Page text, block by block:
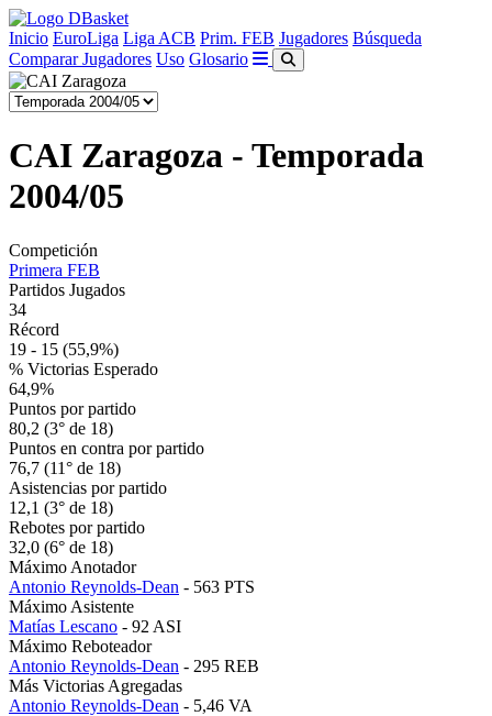
Inicio EuroLiga Liga ACB Prim. FEB Jugadores Búsqueda
Comparar Jugadores Uso Glosario
CAI Zaragoza - Temporada
2004/05
Competición
Primera FEB
Partidos Jugados
34
Récord
19 - 15 (55,9%)
% Victorias Esperado
64,9%
Puntos por partido
80,2 (3° de 18)
Puntos en contra por partido
76,7 (11° de 18)
Asistencias por partido
12,1 (3° de 18)
Rebotes por partido
32,0 (6° de 18)
Máximo Anotador
Antonio Reynolds-Dean - 563 PTS
Máximo Asistente
Matías Lescano - 92 ASI
Máximo Reboteador
Antonio Reynolds-Dean - 295 REB
Más Victorias Agregadas
Antonio Reynolds-Dean - 5,46 VA